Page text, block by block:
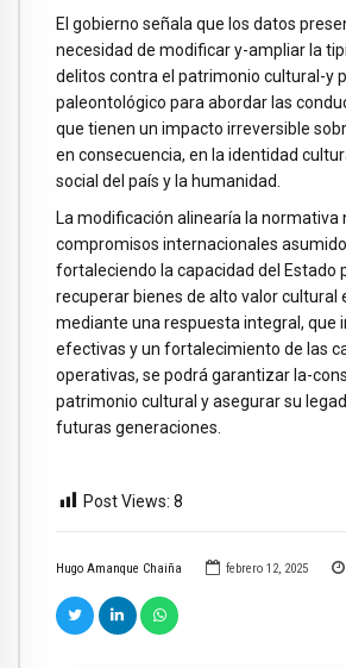
Hugo Amanque Chaiña febrero 12, 2025
El gobierno señala que los datos
necesidad de modificar y-ampliar la
delitos contra el patrimonio cultural-y
paleontológico para abordar las
que tienen un impacto irreversible
en consecuencia, en la identidad
social del país y la humanidad.
La modificación alinearía la normativa
compromisos internacionales
fortaleciendo la capacidad del Estado
recuperar bienes de alto valor cultural
mediante una respuesta integral, que
efectivas y un fortalecimiento de las
operativas, se podrá garantizar la-
patrimonio cultural y asegurar su
futuras generaciones.
Post Views: 8